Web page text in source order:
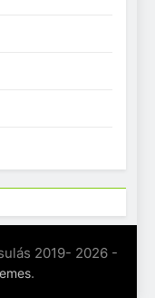
2019- 2026 -
.